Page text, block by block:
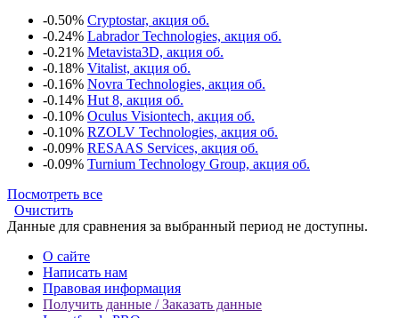
-0.50% Cryptostar, акция об.
-0.24% Labrador Technologies, акция об.
-0.21% Metavista3D, акция об.
-0.18% Vitalist, акция об.
-0.16% Novra Technologies, акция об.
-0.14% Hut 8, акция об.
-0.10% Oculus Visiontech, акция об.
-0.10% RZOLV Technologies, акция об.
-0.09% RESAAS Services, акция об.
-0.09% Turnium Technology Group, акция об.
Посмотреть все
Очистить
Данные для сравнения за выбранный период не доступны.
О сайте
Написать нам
Правовая информация
Получить данные / Заказать данные